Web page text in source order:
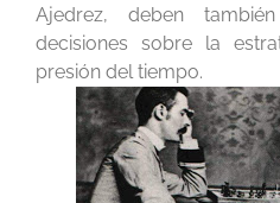
Ajedrez, deben
decisiones sobre la
presión del tiempo.